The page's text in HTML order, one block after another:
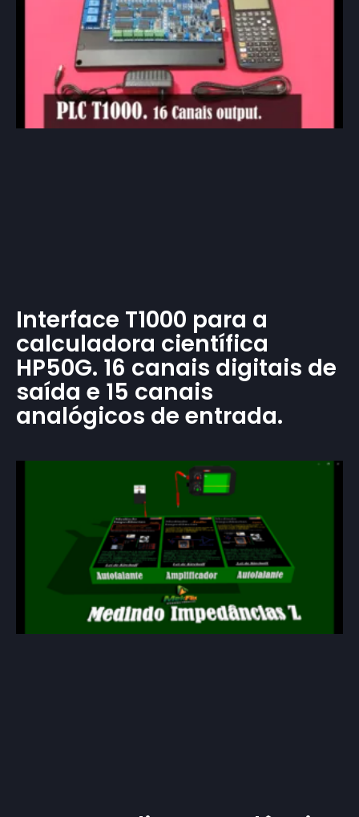
Interface T1000 para a
calculadora científica
HP50G. 16 canais digitais de
saída e 15 canais
analógicos de entrada.